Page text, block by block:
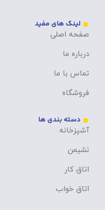
لینک های مفید
صفحه اصلی
درباره ما
تماس با ما
فروشگاه
دسته بندی ها
آشپزخانه
نشیمن
اتاق کار
اتاق خواب